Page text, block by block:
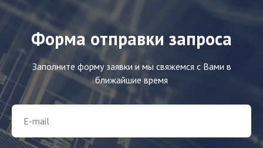
Форма отправки запроса
Заполните форму заявки и мы свяжемся с Вами в
ближайшие время